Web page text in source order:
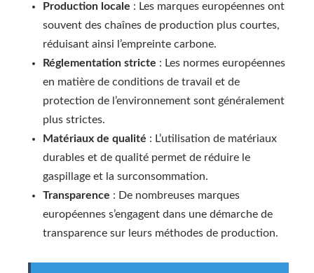
Production locale : Les marques européennes ont
souvent des chaînes de production plus courtes,
réduisant ainsi l’empreinte carbone.
Réglementation stricte : Les normes européennes
en matière de conditions de travail et de
protection de l’environnement sont généralement
plus strictes.
Matériaux de qualité : L’utilisation de matériaux
durables et de qualité permet de réduire le
gaspillage et la surconsommation.
Transparence : De nombreuses marques
européennes s’engagent dans une démarche de
transparence sur leurs méthodes de production.